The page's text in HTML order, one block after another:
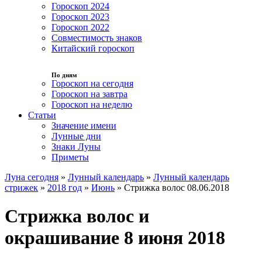
Гороскоп 2024
Гороскоп 2023
Гороскоп 2022
Совместимость знаков
Китайский гороскоп
По дням
Гороскоп на сегодня
Гороскоп на завтра
Гороскоп на неделю
Статьи
Значение имени
Лунные дни
Знаки Луны
Приметы
Луна сегодня » Лунный календарь » Лунный календарь
стрижек » 2018 год » Июнь » Стрижка волос 08.06.2018
Стрижка волос и
окрашивание 8 июня 2018